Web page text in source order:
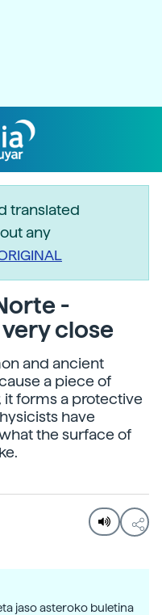
translated
any
-
close
and ancient
a piece of
it forms a protective
have
the surface of
jaso asteroko buletina